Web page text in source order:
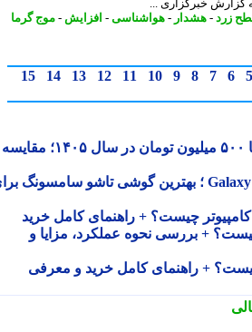
- هشدار-هواشناسی-افزایش -موج گرما
6
7
8
9
10
11
12
13
14
15
بهترین سرمایه گذاری با ۵۰۰ میلیون تومان در سال ۱۴۰۵؛ مقایسه
بررسی Galaxy Z Fold8 Ultra ؛ بهترین گوشی تاشو سامسونگ برای
چیست؟ + راهنمای کامل خرید
+ بررسی نحوه عملکرد، مزایا و
+ راهنمای کامل خرید و معرفی